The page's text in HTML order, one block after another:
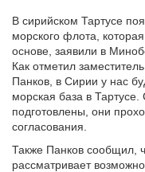
В сирийском Тартусе
морского флота,
основе, заявили в
Как отметил
Панков, в Сирии у нас
морская база в
подготовлены, они
согласования.
Также Панков сообщил,
рассматривает